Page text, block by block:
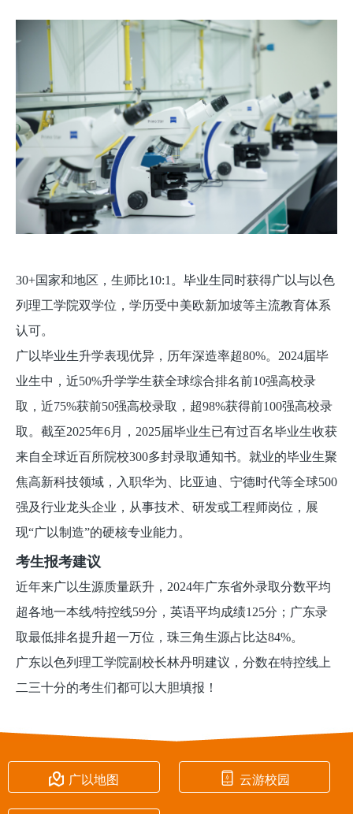
30+国家和地区，生师比10:1。毕业生同时获得广以与以色
列理工学院双学位，学历受中美欧新加坡等主流教育体系
认可。
广以毕业生升学表现优异，历年深造率超80%。2024届毕
业生中，近50%升学学生获全球综合排名前10强高校录
取，近75%获前50强高校录取，超98%获得前100强高校录
取。截至2025年6月，2025届毕业生已有过百名毕业生收获
来自全球近百所院校300多封录取通知书。就业的毕业生聚
焦高新科技领域，入职华为、比亚迪、宁德时代等全球500
强及行业龙头企业，从事技术、研发或工程师岗位，展
现“广以制造”的硬核专业能力。
考生报考建议
近年来广以生源质量跃升，2024年广东省外录取分数平均
超各地一本线/特控线59分，英语平均成绩125分；广东录
取最低排名提升超一万位，珠三角生源占比达84%。
广东以色列理工学院副校长林丹明建议，分数在特控线上
二三十分的考生们都可以大胆填报！
 广以地图  云游校园